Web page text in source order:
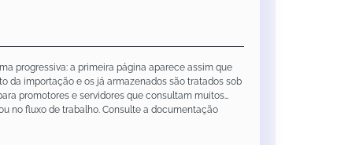
progressiva: a primeira página aparece assim que
da importação e os já armazenados são tratados sob
promotores e servidores que consultam muitos
no fluxo de trabalho. Consulte a documentação